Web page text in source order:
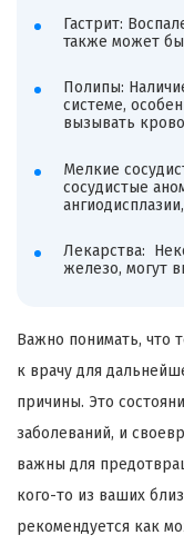
Гастрит:
также может
Полипы:
системе,
вызывать
Мелкие
сосудистые
Лекарства:
железо, могут
Важно понимать, что
к врачу для
причины. Это
заболеваний, и
важны для
кого-то из ваших
рекомендуется как